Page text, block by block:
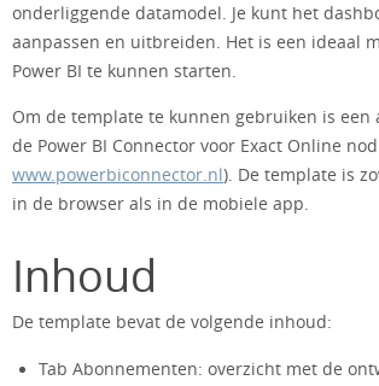
onderliggende datamodel. Je kunt het
aanpassen en uitbreiden. Het is een ideaal
Power BI te kunnen starten.
Om de template te kunnen gebruiken is een
de Power BI Connector voor Exact Online
www.powerbiconnector.nl). De template is
in de browser als in de mobiele app.
Inhoud
De template bevat de volgende inhoud:
Tab Abonnementen: overzicht met de